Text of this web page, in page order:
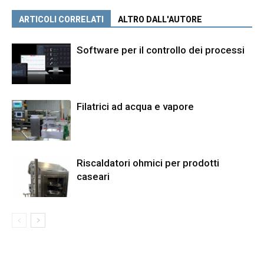
ARTICOLI CORRELATI ALTRO DALL'AUTORE
Software per il controllo dei processi
Filatrici ad acqua e vapore
Riscaldatori ohmici per prodotti
caseari